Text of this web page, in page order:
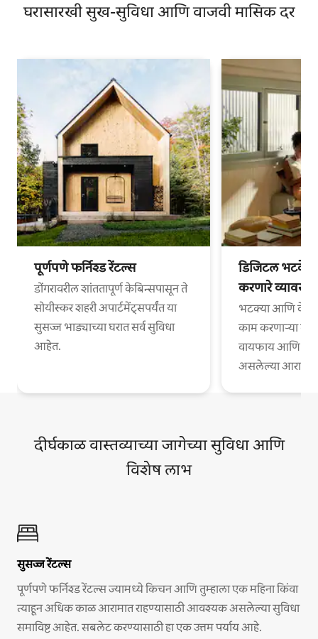
घरासारखी सुख-सुविधा आणि वाजवी मासिक दर
पूर्णपणे फर्निश्ड रेंटल्स
डोंगरावरील शांततापूर्ण केबिन्सपासून ते
सोयीस्कर शहरी अपार्टमेंट्सपर्यंत या
सुसज्ज भाड्याच्या घरात सर्व सुविधा
आहेत.
डिजिटल भटके
करणारे
भटक्या आणि
काम करणाऱ्या
वायफाय आणि
असलेल्या
दीर्घकाळ वास्तव्याच्या जागेच्या सुविधा आणि
विशेष लाभ
सुसज्ज रेंटल्स
पूर्णपणे फर्निश्ड रेंटल्स ज्यामध्ये किचन आणि तुम्हाला एक महिना किंवा
त्याहून अधिक काळ आरामात राहण्यासाठी आवश्यक असलेल्या सुविधा
समाविष्ट आहेत. सबलेट करण्यासाठी हा एक उत्तम पर्याय आहे.